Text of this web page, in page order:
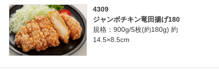
4309
ジャンボチキン竜田揚げ180
規格：900g/5枚(約180g) 約
14.5×8.5cm